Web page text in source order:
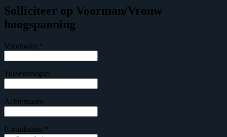
Solliciteer op Voorman/Vrouw
hoogspanning
Voornaam *
Tussenvoegsel
Achternaam
E-mailadres *